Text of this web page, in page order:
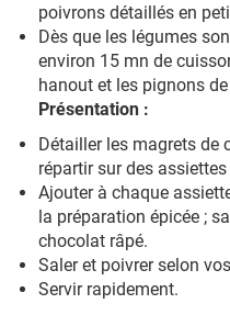
poivrons détaillés en
Dès que les légumes
environ 15 mn de
hanout et les pignons
Présentation :
Détailler les magrets de
répartir sur des
Ajouter à chaque
la préparation épicée ;
chocolat râpé.
Saler et poivrer selon
Servir rapidement.